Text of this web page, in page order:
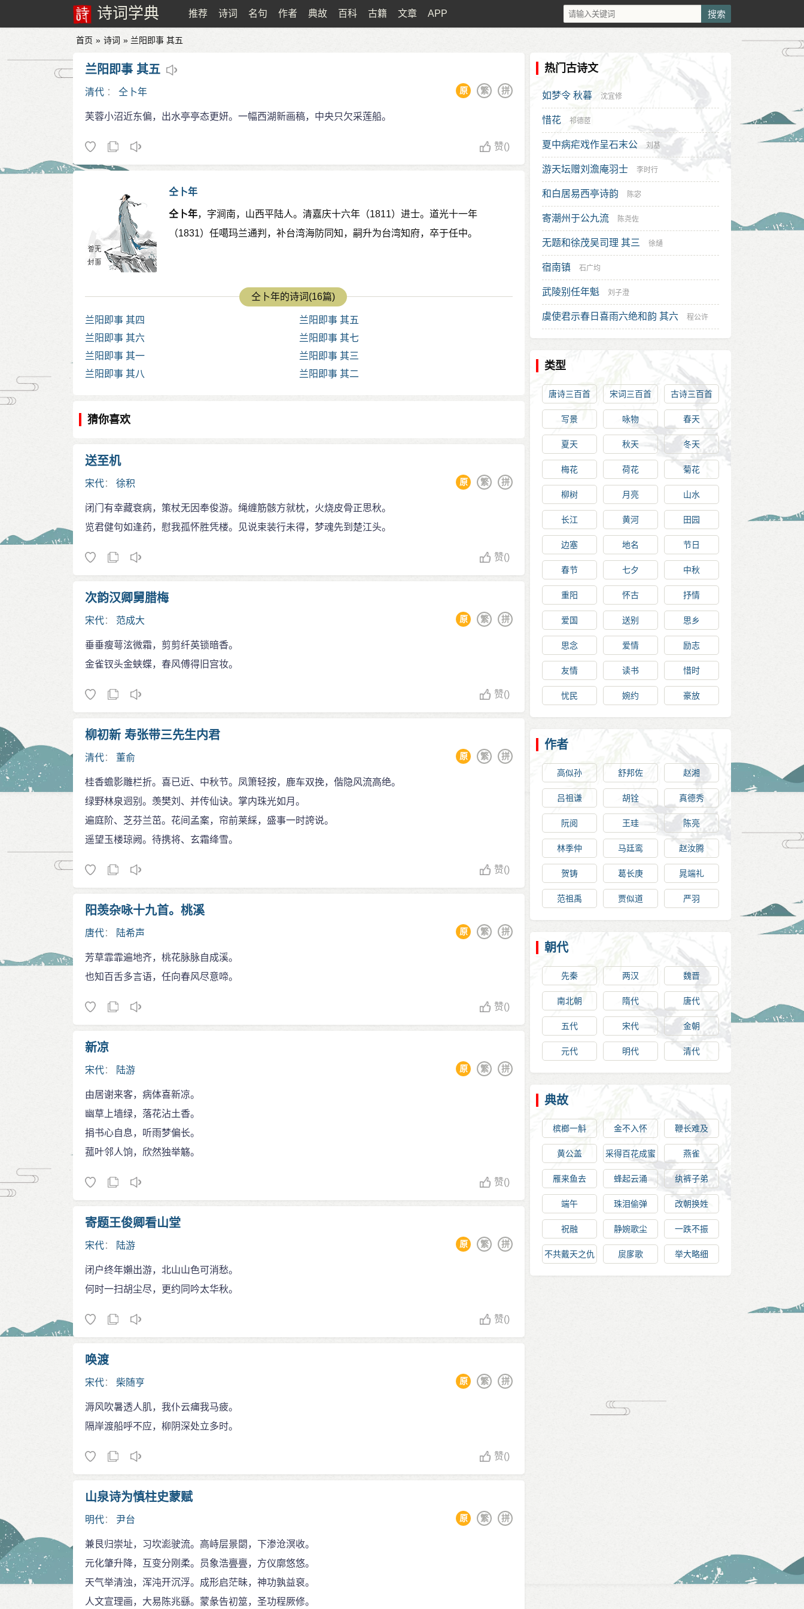
诗词学典 推荐 诗词 名句 作者 典故 百科 古籍 文章 APP
首页 » 诗词 » 兰阳即事 其五
兰阳即事 其五
清代 ： 仝卜年 拼
繁
原
芙蓉小沼近东偏，出水亭亭态更妍。一幅西湖新画稿，中央只欠采莲船。
赞()
仝卜年
仝卜年，字涧南，山西平陆人。清嘉庆十六年（1811）进士。道光十一年
（1831）任噶玛兰通判，补台湾海防同知，嗣升为台湾知府，卒于任中。
仝卜年的诗词(16篇)
兰阳即事 其四
兰阳即事 其五
兰阳即事 其六
兰阳即事 其七
兰阳即事 其一
兰阳即事 其三
兰阳即事 其八
兰阳即事 其二
猜你喜欢
送至机
宋代： 徐积 拼
繁
原
闭门有幸藏衰病，策杖无因奉俊游。绳缠筋骸方就枕，火烧皮骨正思秋。
览君健句如逢药，慰我孤怀胜凭楼。见说束装行未得，梦魂先到楚江头。
赞()
次韵汉卿舅腊梅
宋代： 范成大 拼
繁
原
垂垂瘦萼泫微霜，剪剪纤英锁暗香。
金雀钗头金蛱蝶，春风傅得旧宫妆。
赞()
柳初新 寿张带三先生内君
清代： 董俞 拼
繁
原
桂香蟾影雕栏折。喜已近、中秋节。凤箫轻按，鹿车双挽，偕隐风流高绝。
绿野林泉迥别。羡樊刘、并传仙诀。掌内珠光如月。
遍庭阶、芝芬兰茁。花间孟案，帘前莱綵，盛事一时誇说。
遥望玉楼琼阙。待携将、玄霜绛雪。
赞()
阳羡杂咏十九首。桃溪
唐代： 陆希声 拼
繁
原
芳草霏霏遍地齐，桃花脉脉自成溪。
也知百舌多言语，任向春风尽意啼。
赞()
新凉
宋代： 陆游 拼
繁
原
由居谢来客，病体喜新凉。
幽草上墙绿，落花沾土香。
捐书心自息，听雨梦偏长。
菰叶邻人饷，欣然独举觞。
赞()
寄题王俊卿看山堂
宋代： 陆游 拼
繁
原
闭户终年嬾出游，北山山色可消愁。
何时一扫胡尘尽，更约同吟太华秋。
赞()
唤渡
宋代： 柴随亨 拼
繁
原
溽风吹暑透人肌，我仆云痡我马疲。
隔岸渡船呼不应，柳阴深处立多时。
赞()
山泉诗为慎柱史蒙赋
明代： 尹台 拼
繁
原
兼艮归崇址，习坎滮驶流。高峙层景閟，下渗沧溟收。
元化肇升降，互变分刚柔。员象浩亹亹，方仪廓悠悠。
天气举清浊，浑沌开沉浮。成形启茫昧，神功孰益裒。
人文宣理画，大易陈兆繇。蒙彖告初筮，圣功程厥修。
热门古诗文
如梦令 秋暮 沈宜修
惜花 祁德茝
夏中病疟戏作呈石末公 刘基
游天坛赠刘澹庵羽士 李时行
和白居易西亭诗韵 陈宓
寄潮州于公九流 陈尧佐
无题和徐茂吴司理 其三 徐熥
宿南镇 石广均
武陵别任年魁 刘子澄
虞使君示春日喜雨六绝和韵 其六 程公许
类型
唐诗三百首 宋词三百首 古诗三百首
写景 咏物 春天
夏天 秋天 冬天
梅花 荷花 菊花
柳树 月亮 山水
长江 黄河 田园
边塞 地名 节日
春节 七夕 中秋
重阳 怀古 抒情
爱国 送别 思乡
思念 爱情 励志
友情 读书 惜时
忧民 婉约 豪放
作者
高似孙 舒邦佐 赵湘
吕祖谦 胡铨 真德秀
阮阅 王珪 陈亮
林季仲 马廷鸾 赵汝腾
贺铸 葛长庚 晁端礼
范祖禹 贾似道 严羽
朝代
先秦 两汉 魏晋
南北朝 隋代 唐代
五代 宋代 金朝
元代 明代 清代
典故
槟榔一斛 金不入怀 鞭长难及
黄公盖
采得百花成蜜
后，为谁辛苦
为谁甜
燕雀
雁来鱼去 蜂起云涌 纨裤子弟
端午 珠泪偷弹 改朝换姓
祝融 静婉歌尘 一跌不振
不共戴天之仇 扊扅歌 举大略细